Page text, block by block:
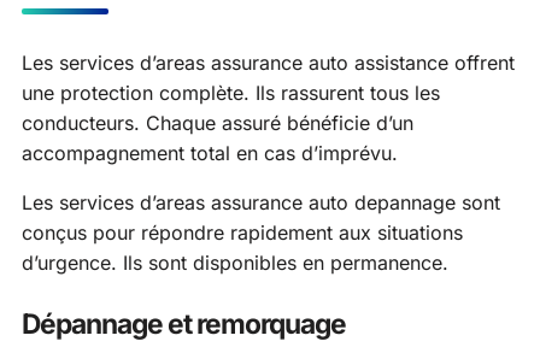
Les services d’areas assurance auto assistance offrent
une protection complète. Ils rassurent tous les
conducteurs. Chaque assuré bénéficie d’un
accompagnement total en cas d’imprévu.
Les services d’areas assurance auto depannage sont
conçus pour répondre rapidement aux situations
d’urgence. Ils sont disponibles en permanence.
Dépannage et remorquage